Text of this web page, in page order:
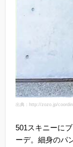
出典：http://zozo.jp/
501スキニーに
ーデ。細身のパ